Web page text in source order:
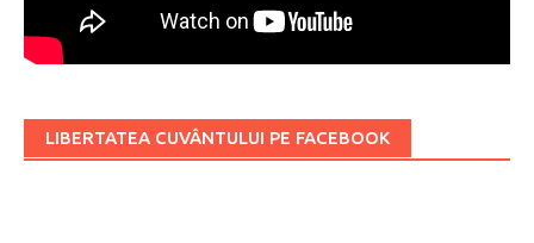
LIBERTATEA CUVÂNTULUI PE FACEBOOK